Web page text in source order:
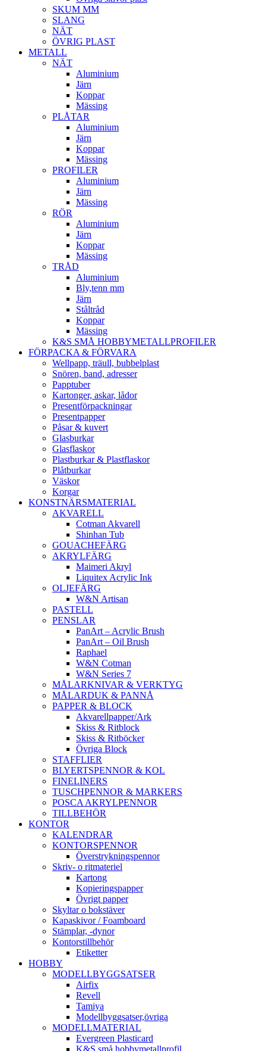
SKUM MM
SLANG
NÄT
ÖVRIG PLAST
METALL
NÄT
Aluminium
Järn
Koppar
Mässing
PLÅTAR
Aluminium
Järn
Koppar
Mässing
PROFILER
Aluminium
Järn
Mässing
RÖR
Aluminium
Järn
Koppar
Mässing
TRÅD
Aluminium
Bly,tenn mm
Järn
Ståltråd
Koppar
Mässing
K&S SMÅ HOBBYMETALLPROFILER
FÖRPACKA & FÖRVARA
Wellpapp, träull, bubbelplast
Snören, band, adresser
Papptuber
Kartonger, askar, lådor
Presentförpackningar
Presentpapper
Påsar & kuvert
Glasburkar
Glasflaskor
Plastburkar & Plastflaskor
Plåtburkar
Väskor
Korgar
KONSTNÄRSMATERIAL
AKVARELL
Cotman Akvarell
Shinhan Tub
GOUACHEFÄRG
AKRYLFÄRG
Maimeri Akryl
Liquitex Acrylic Ink
OLJEFÄRG
W&N Artisan
PASTELL
PENSLAR
PanArt – Acrylic Brush
PanArt – Oil Brush
Raphael
W&N Cotman
W&N Series 7
MÅLARKNIVAR & VERKTYG
MÅLARDUK & PANNÅ
PAPPER & BLOCK
Akvarellpapper/Ark
Skiss & Ritblock
Skiss & Ritböcker
Övriga Block
STAFFLIER
BLYERTSPENNOR & KOL
FINELINERS
TUSCHPENNOR & MARKERS
POSCA AKRYLPENNOR
TILLBEHÖR
KONTOR
KALENDRAR
KONTORSPENNOR
Överstrykningspennor
Skriv- o ritmateriel
Kartong
Kopieringspapper
Övrigt papper
Skyltar o bokstäver
Kapaskivor / Foamboard
Stämplar, -dynor
Kontorstillbehör
Etiketter
HOBBY
MODELLBYGGSATSER
Airfix
Revell
Tamiya
Modellbyggsatser,övriga
MODELLMATERIAL
Evergreen Plasticard
K&S små hobbymetallprofil